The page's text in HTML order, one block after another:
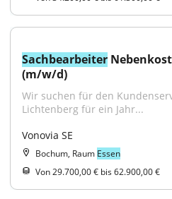
Sachbearbeiter
(m/w/d)
​Wir suchen für den
Lichtenberg für ein Jahr...
Vonovia SE
Bochum, Raum Essen
Von 29.700,00 € bis 62.900,00 €